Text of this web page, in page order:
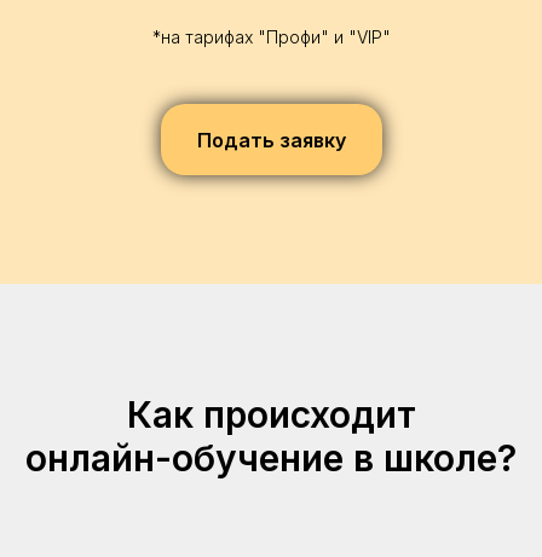
*на тарифах "Профи" и "VIP"
Подать заявку
Как происходит
онлайн-обучение в школе?